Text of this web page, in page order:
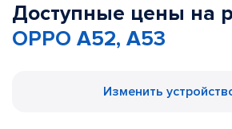
Доступные цены на
OPPO A52, A53
Изменить